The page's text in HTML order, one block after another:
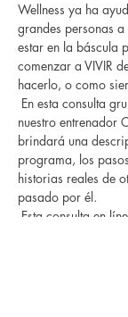
Wellness ya ha
grandes personas
estar en la báscula
comenzar a VIVIR
hacerlo, o como
nuestro entrenador
brindará una
programa, los
historias reales de
pasado por él.